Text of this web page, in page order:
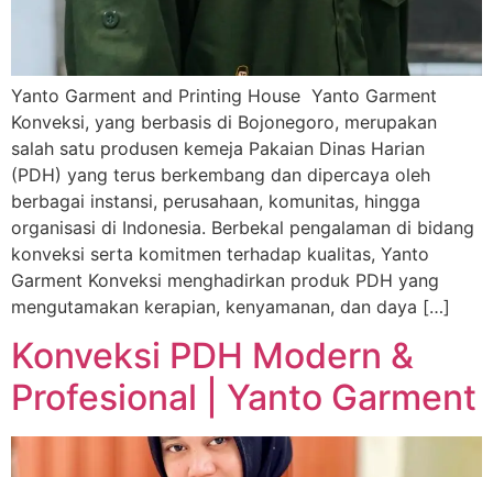
Yanto Garment and Printing House Yanto Garment
Konveksi, yang berbasis di Bojonegoro, merupakan
salah satu produsen kemeja Pakaian Dinas Harian
(PDH) yang terus berkembang dan dipercaya oleh
berbagai instansi, perusahaan, komunitas, hingga
organisasi di Indonesia. Berbekal pengalaman di bidang
konveksi serta komitmen terhadap kualitas, Yanto
Garment Konveksi menghadirkan produk PDH yang
mengutamakan kerapian, kenyamanan, dan daya […]
Konveksi PDH Modern &
Profesional | Yanto Garment